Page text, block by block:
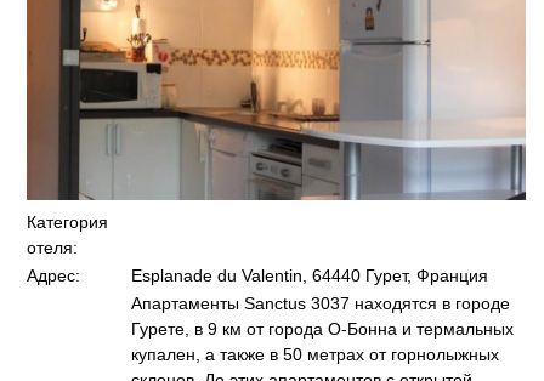
Категория
отеля:
Адрес:
Esplanade du Valentin, 64440 Гурет, Франция
Апартаменты Sanctus 3037 находятся в городе
Гурете, в 9 км от города О-Бонна и термальных
купален, а также в 50 метрах от горнолыжных